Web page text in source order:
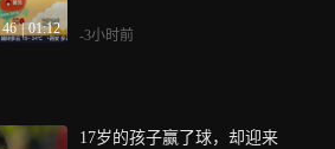
46 | 01:12 -3小时前
17岁的孩子赢了球，却迎来